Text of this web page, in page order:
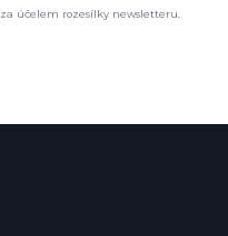
za účelem rozesílky newsletteru.